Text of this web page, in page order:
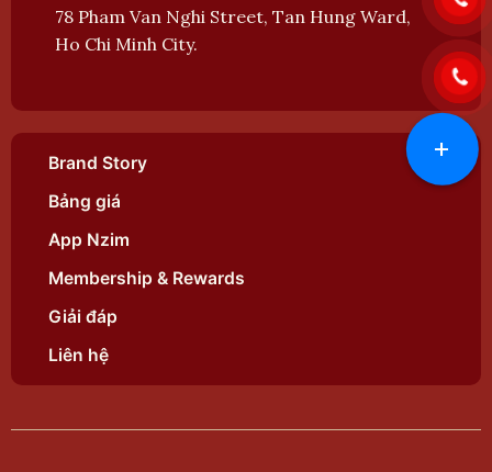
78 Pham Van Nghi Street, Tan Hung Ward,
Ho Chi Minh City.
Brand Story
Bảng giá
App Nzim
Membership & Rewards
Giải đáp
Liên hệ
+